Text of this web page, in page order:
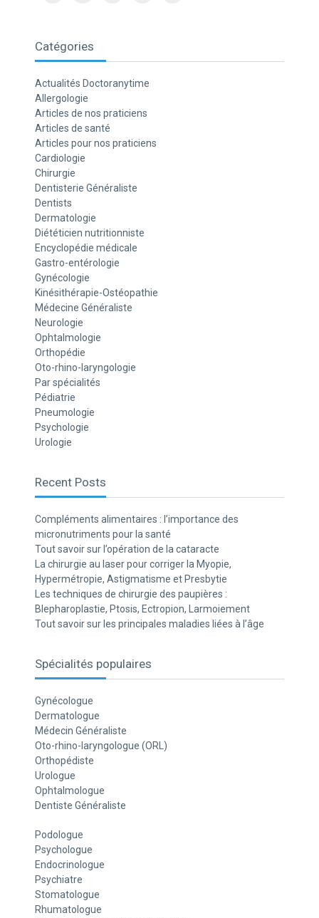
Catégories
Actualités Doctoranytime
Allergologie
Articles de nos praticiens
Articles de santé
Articles pour nos praticiens
Cardiologie
Chirurgie
Dentisterie Généraliste
Dentists
Dermatologie
Diététicien nutritionniste
Encyclopédie médicale
Gastro-entérologie
Gynécologie
Kinésithérapie-Ostéopathie
Médecine Généraliste
Neurologie
Ophtalmologie
Orthopédie
Oto-rhino-laryngologie
Par spécialités
Pédiatrie
Pneumologie
Psychologie
Urologie
Recent Posts
Compléments alimentaires : l’importance des
micronutriments pour la santé
Tout savoir sur l’opération de la cataracte
La chirurgie au laser pour corriger la Myopie,
Hypermétropie, Astigmatisme et Presbytie
Les techniques de chirurgie des paupières :
Blepharoplastie, Ptosis, Ectropion, Larmoiement
Tout savoir sur les principales maladies liées à l’âge
Spécialités populaires
Gynécologue
Dermatologue
Médecin Généraliste
Oto-rhino-laryngologue (ORL)
Orthopédiste
Urologue
Ophtalmologue
Dentiste Généraliste
Podologue
Psychologue
Endocrinologue
Psychiatre
Stomatologue
Rhumatologue